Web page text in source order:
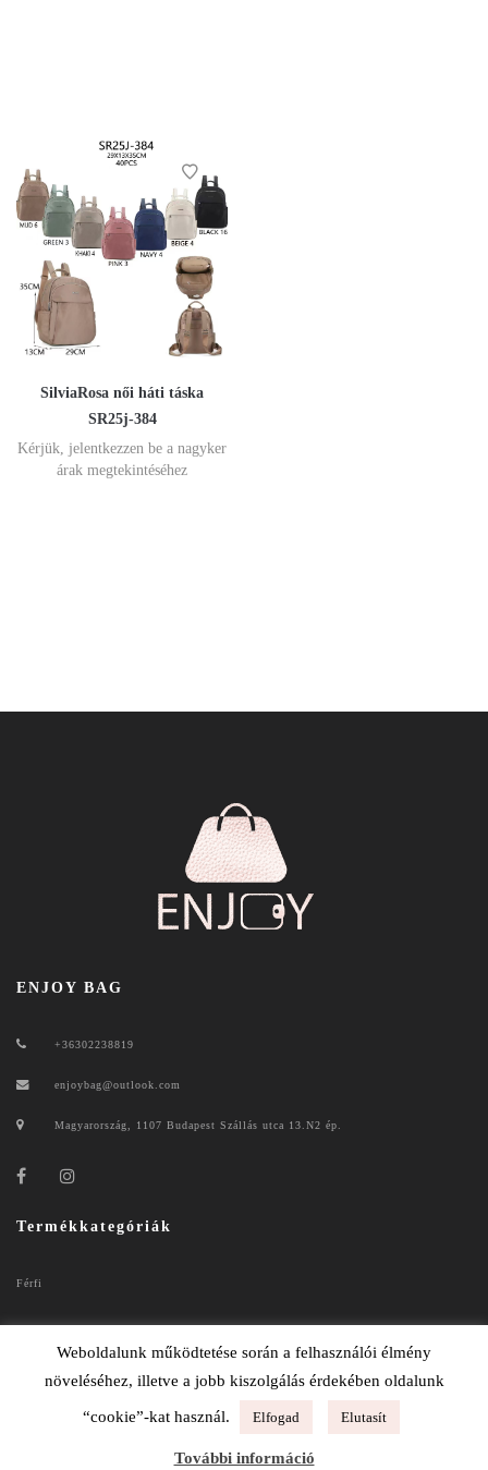
SilviaRosa női háti táska
SR25j-384
Kérjük, jelentkezzen be a nagyker
árak megtekintéséhez
ENJOY BAG
+36302238819
enjoybag@outlook.com
Magyarország, 1107 Budapest Szállás utca 13.N2 ép.
Termékkategóriák
Férfi
ADATKEZELÉSI TÁJÉKOZTATÓ
Weboldalunk működtetése során a felhasználói élmény
növeléséhez, illetve a jobb kiszolgálás érdekében oldalunk
“cookie”-kat használ. Elfogad Elutasít
További információ